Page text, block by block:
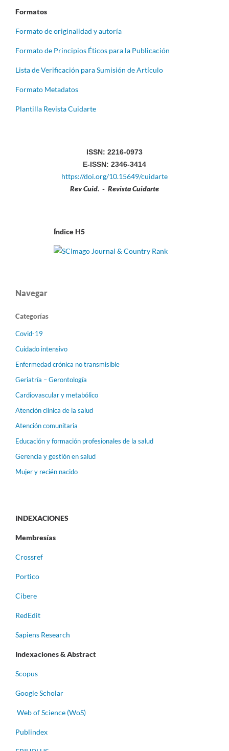
Formatos
Formato de originalidad y autoría
Formato de Principios Éticos para la Publicación
Lista de Verificación para Sumisión de Artículo
Formato Metadatos
Plantilla Revista Cuidarte
ISSN: 2216-0973
E-ISSN: 2346-3414
https://doi.org/10.15649/cuidarte
Rev Cuid. - Revista Cuidarte
Índice H5
Navegar
Categorías
Covid-19
Cuidado intensivo
Enfermedad crónica no transmisible
Geriatría – Gerontología
Cardiovascular y metabólico
Atención clínica de la salud
Atención comunitaria
Educación y formación profesionales de la salud
Gerencia y gestión en salud
Mujer y recién nacido
INDEXACIONES
Membresías
Crossref
Portico
Cibere
RedEdit
Sapiens Research
Indexaciones & Abstract
Scopus
Google Scholar
Web of Science (WoS)
Publindex